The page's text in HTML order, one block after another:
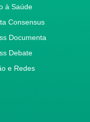
à Saúde
Consensus
Documenta
Debate
e Redes